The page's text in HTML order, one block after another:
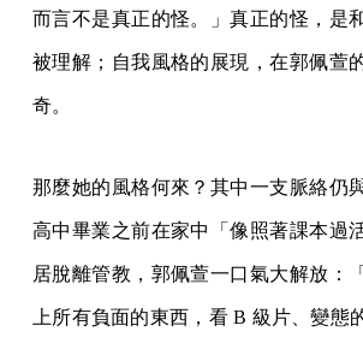
而言不是真正的怪。」真正的怪，是
被理解；自我風格的展現，在郭佩萱
奇。
那麼她的風格何來？其中一支脈絡仍
高中畢業之前在家中「像照著課本過
居脫離管教，郭佩萱一口氣大解放：
上所有負面的東西，看 B 級片、變態